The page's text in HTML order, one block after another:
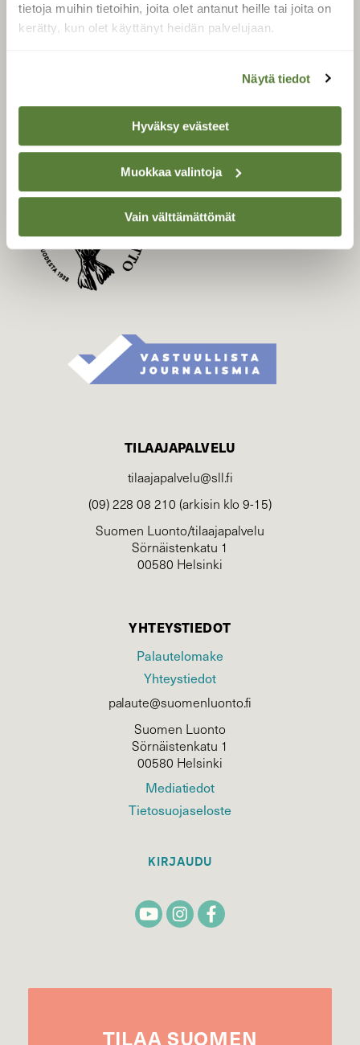
tietoja muihin tietoihin, joita olet antanut heille tai joita on
kerätty, kun olet käyttänyt heidän palvelujaan.
Näytä tiedot
Hyväksy evästeet
Muokkaa valintoja
Vain välttämättömät
Tilaa Suomen Luonto
Tilaa digilukuoikeus
Tilaa uutiskirje
SUOMEN LUONNON­
SUOJELU­LIITTO
Suomen Luonto -lehden
kustantaja on
luonnonsuojelu­liitto.
TILAAJAPALVELU
tilaajapalvelu@sll.fi
(09) 228 08 210 (arkisin klo 9-15)
Suomen Luonto/tilaajapalvelu
Sörnäistenkatu 1
00580 Helsinki
YHTEYSTIEDOT
Palautelomake
Yhteystiedot
palaute@suomenluonto.fi
Suomen Luonto
Sörnäistenkatu 1
00580 Helsinki
Mediatiedot
Tietosuojaseloste
KIRJAUDU
TILAA SUOMEN